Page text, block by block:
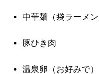
中華麺（袋ラーメン
豚ひき肉
温泉卵（お好みで）